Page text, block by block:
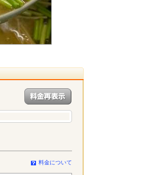
料金について